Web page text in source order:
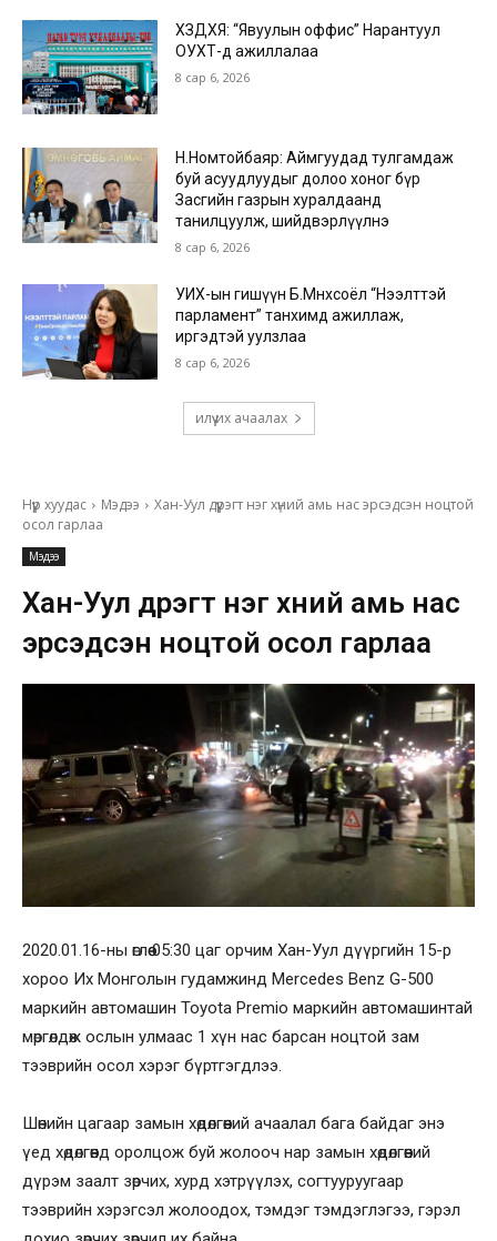
ХЗДХЯ: “Явуулын оффис” Нарантуул
ОУХТ-д ажиллалаа
8 сар 6, 2026
Н.Номтойбаяр: Аймгуудад тулгамдаж
буй асуудлуудыг долоо хоног бүр
Засгийн газрын хуралдаанд
танилцуулж, шийдвэрлүүлнэ
8 сар 6, 2026
УИХ-ын гишүүн Б.Мөнхсоёл “Нээлттэй
парламент” танхимд ажиллаж,
иргэдтэй уулзлаа
8 сар 6, 2026
илүү их ачаалах